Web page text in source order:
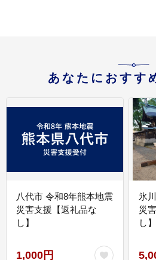
あなたにおすす
八代市 令和8年熊本地震
災害支援【返礼品な
し】
1,000円
氷
災
し】